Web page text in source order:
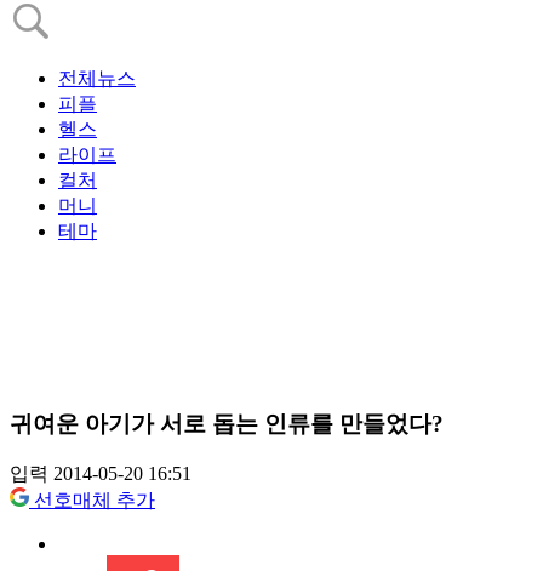
전체뉴스
피플
헬스
라이프
컬처
머니
테마
귀여운 아기가 서로 돕는 인류를 만들었다?
입력 2014-05-20 16:51
선호매체 추가